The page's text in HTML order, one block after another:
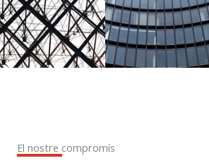
El nostre compromís